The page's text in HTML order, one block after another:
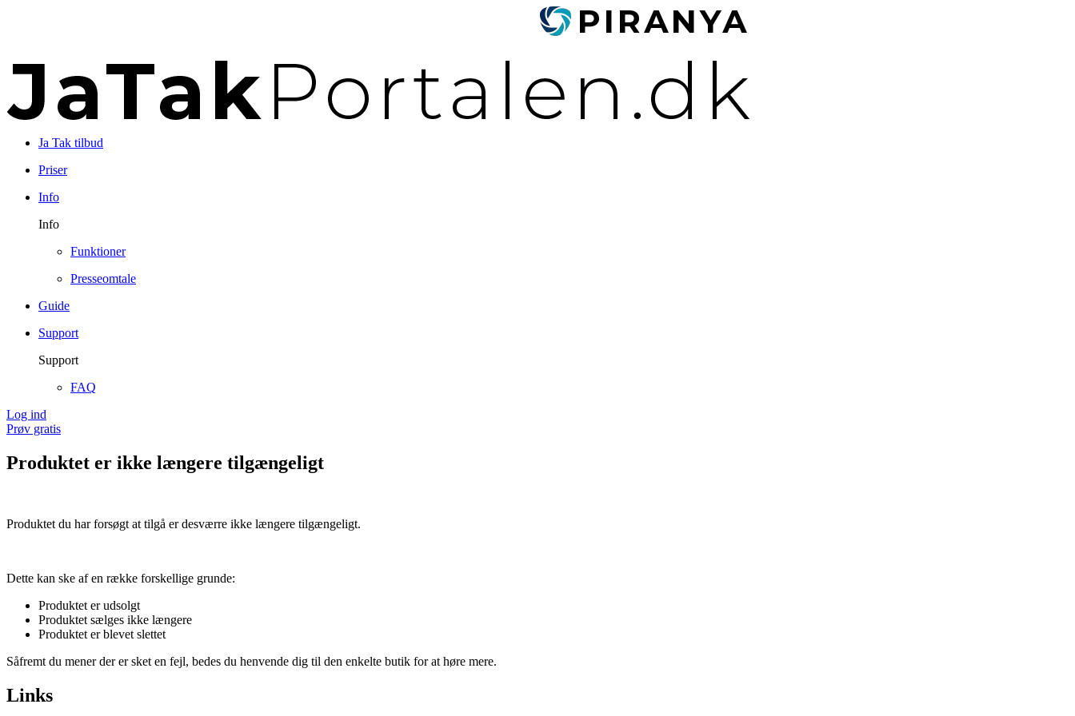
Ja Tak tilbud
Priser
Info
Info
Funktioner
Presseomtale
Guide
Support
Support
FAQ
Log ind
Prøv gratis
Produktet er ikke længere tilgængeligt
Produktet du har forsøgt at tilgå er desværre ikke længere tilgængeligt.
Dette kan ske af en række forskellige grunde:
Produktet er udsolgt
Produktet sælges ikke længere
Produktet er blevet slettet
Såfremt du mener der er sket en fejl, bedes du henvende dig til den enkelte butik for at høre mere.
Links